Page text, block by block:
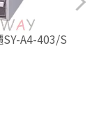
A4-403/S